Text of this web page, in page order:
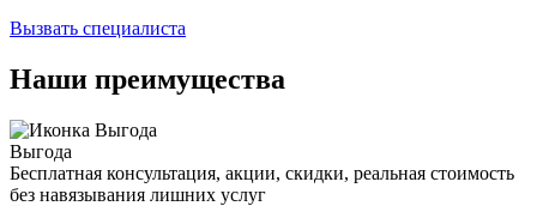
Вызвать специалиста
Наши преимущества
Выгода
Бесплатная консультация, акции, скидки, реальная стоимость
без навязывания лишних услуг